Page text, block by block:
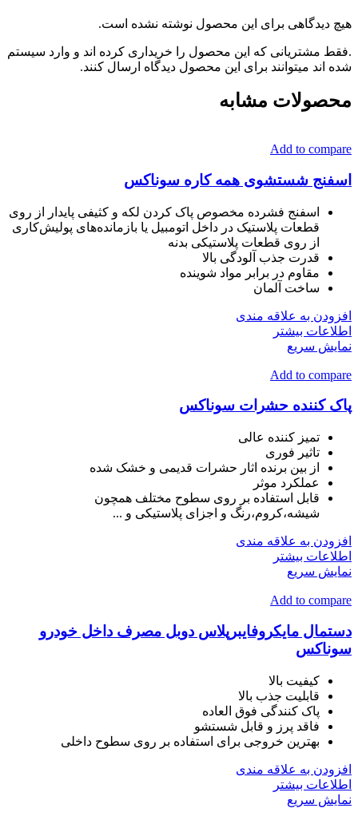
هیچ دیدگاهی برای این محصول نوشته نشده است.
.فقط مشتریانی که این محصول را خریداری کرده اند و وارد سیستم
شده اند میتوانند برای این محصول دیدگاه ارسال کنند.
محصولات مشابه
Add to compare
اسفنج شستشوی همه کاره سوناکس
اسفنج فشرده مخصوص پاک کردن لکه و کثیفی پایدار از روی
قطعات پلاستیک در داخل اتومبیل یا بازمانده‌های پولیش‌کاری
از روی قطعات پلاستیکی بدنه
قدرت جذب آلودگی بالا
مقاوم در برابر مواد شوینده
ساخت آلمان
افزودن به علاقه مندی
اطلاعات بیشتر
نمایش سریع
Add to compare
پاک کننده حشرات سوناکس
تمیز کننده عالی
تاثیر فوری
از بین برنده اثار حشرات قدیمی و خشک شده
عملکرد موثر
قابل استفاده بر روی سطوح مختلف همچون
شیشه،کروم،رنگ و اجزای پلاستیکی و ...
افزودن به علاقه مندی
اطلاعات بیشتر
نمایش سریع
Add to compare
دستمال مایکروفایبرپلاس دوبل مصرف داخل خودرو
سوناکس
کیفیت بالا
قابلیت جذب بالا
پاک کنندگی فوق العاده
فاقد پرز و قابل شستشو
بهترین خروجی برای استفاده بر روی سطوح داخلی
افزودن به علاقه مندی
اطلاعات بیشتر
نمایش سریع